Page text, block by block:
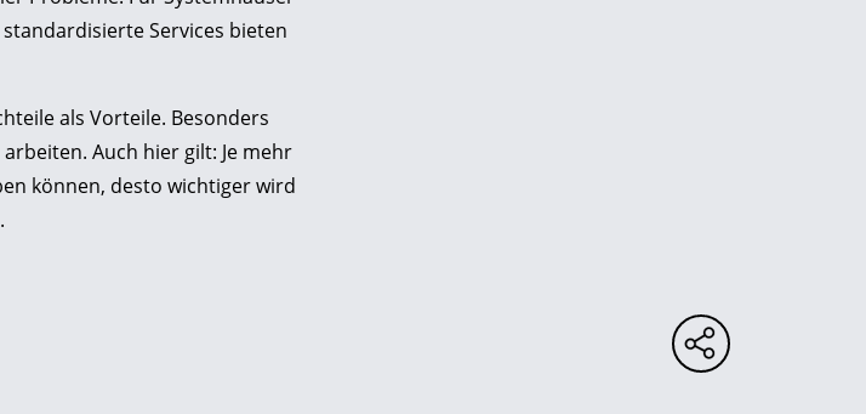
Services bieten
als Vorteile. Besonders
Auch hier gilt: Je mehr
können, desto wichtiger wird